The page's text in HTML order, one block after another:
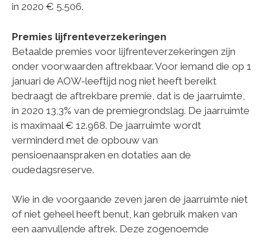
in 2020 € 5.506.
Premies lijfrenteverzekeringen
Betaalde premies voor lijfrenteverzekeringen zijn
onder voorwaarden aftrekbaar. Voor iemand die op 1
januari de AOW-leeftijd nog niet heeft bereikt
bedraagt de aftrekbare premie, dat is de jaarruimte,
in 2020 13,3% van de premiegrondslag. De jaarruimte
is maximaal € 12.968. De jaarruimte wordt
verminderd met de opbouw van
pensioenaanspraken en dotaties aan de
oudedagsreserve.
Wie in de voorgaande zeven jaren de jaarruimte niet
of niet geheel heeft benut, kan gebruik maken van
een aanvullende aftrek. Deze zogenoemde